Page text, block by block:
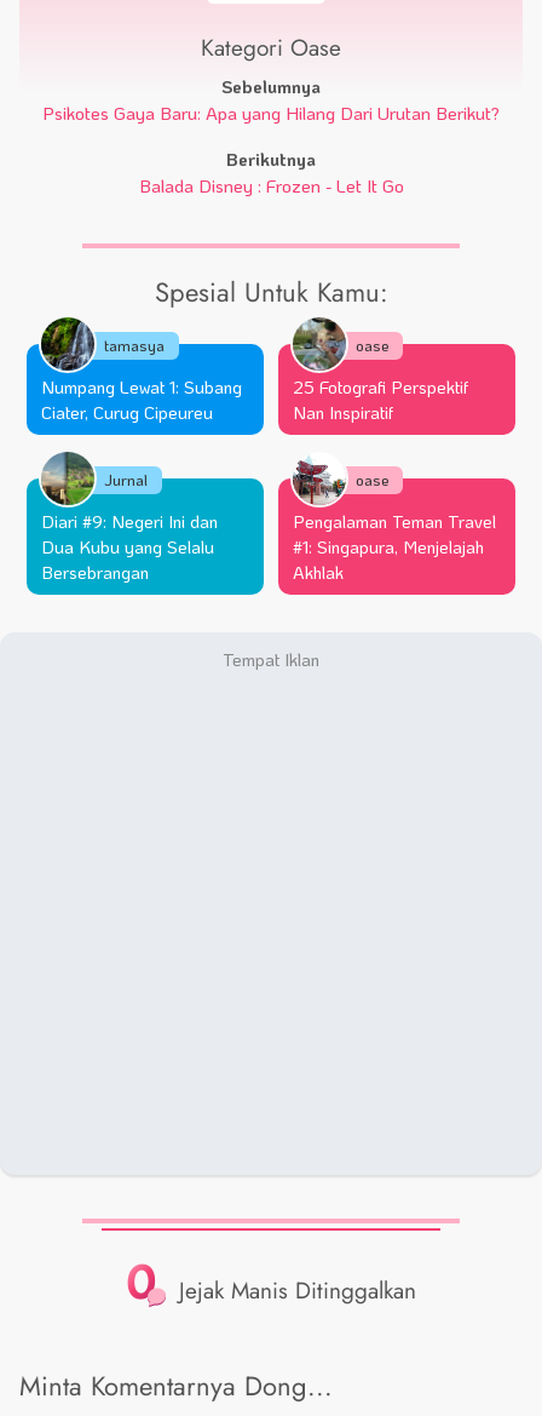
Kategori Oase
Sebelumnya
Psikotes Gaya Baru: Apa yang Hilang Dari Urutan Berikut?
Berikutnya
Balada Disney : Frozen - Let It Go
Spesial Untuk Kamu:
Numpang Lewat 1: Subang
Ciater, Curug Cipeureu
tamasya
25 Fotografi Perspektif
Nan Inspiratif
oase
Diari #9: Negeri Ini dan
Dua Kubu yang Selalu
Bersebrangan
Jurnal
Pengalaman Teman Travel
#1: Singapura, Menjelajah
Akhlak
oase
0 Jejak Manis Ditinggalkan
Minta Komentarnya Dong...